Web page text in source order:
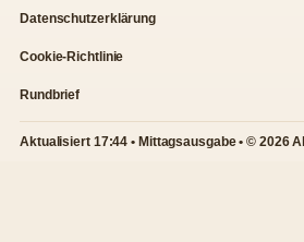
Datenschutzerklärung
Cookie-Richtlinie
Rundbrief
Aktualisiert 17:44 • Mittagsausgabe • © 2026